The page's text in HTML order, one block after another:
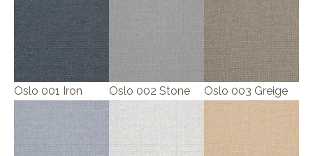
Oslo 001 Iron Oslo 002 Stone Oslo 003 Greige